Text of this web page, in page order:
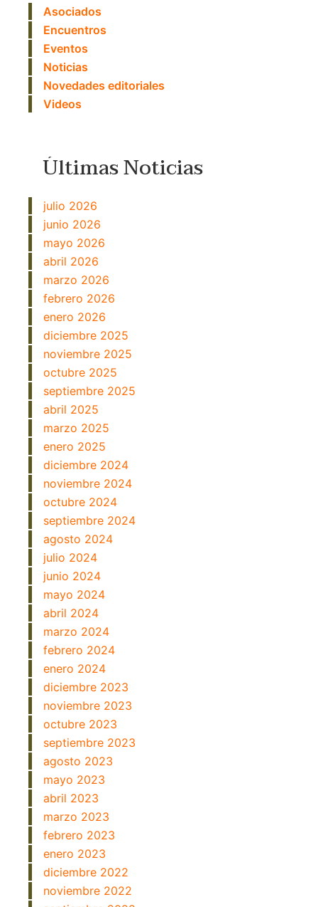
Asociados
Encuentros
Eventos
Noticias
Novedades editoriales
Videos
Últimas Noticias
julio 2026
junio 2026
mayo 2026
abril 2026
marzo 2026
febrero 2026
enero 2026
diciembre 2025
noviembre 2025
octubre 2025
septiembre 2025
abril 2025
marzo 2025
enero 2025
diciembre 2024
noviembre 2024
octubre 2024
septiembre 2024
agosto 2024
julio 2024
junio 2024
mayo 2024
abril 2024
marzo 2024
febrero 2024
enero 2024
diciembre 2023
noviembre 2023
octubre 2023
septiembre 2023
agosto 2023
mayo 2023
abril 2023
marzo 2023
febrero 2023
enero 2023
diciembre 2022
noviembre 2022